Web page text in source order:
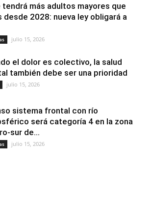
tendrá más adultos mayores que
desde 2028: nueva ley obligará a
julio 15, 2026
el dolor es colectivo, la salud
también debe ser una prioridad
julio 15, 2026
sistema frontal con río
será categoría 4 en la zona
sur de...
julio 15, 2026